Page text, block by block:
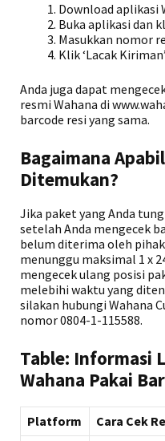
Download aplikasi
Buka aplikasi dan
Masukkan nomor
Klik ‘Lacak
Anda juga dapat
resmi Wahana di
barcode resi yang sama.
Bagaimana
Ditemukan?
Jika paket yang Anda
setelah Anda mengecek
belum diterima oleh
menunggu maksimal 1 x
mengecek ulang posisi
melebihi waktu yang
silakan hubungi Wahana
nomor 0804-1-115588.
Table: Informasi
Wahana Pakai
Platform Cara Cek